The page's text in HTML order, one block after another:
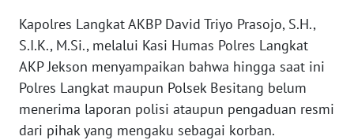
Kapolres Langkat AKBP David Triyo Prasojo, S.H.,
S.I.K., M.Si., melalui Kasi Humas Polres Langkat
AKP Jekson menyampaikan bahwa hingga saat ini
Polres Langkat maupun Polsek Besitang belum
menerima laporan polisi ataupun pengaduan resmi
dari pihak yang mengaku sebagai korban.
SUMUT
WN
JAKARTA
WN